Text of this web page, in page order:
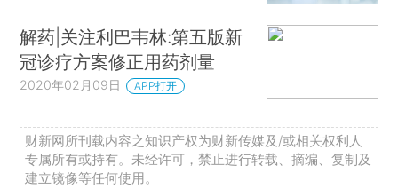
解药|关注利巴韦林:第五版新
冠诊疗方案修正用药剂量
2020年02月09日 APP打开
财新网所刊载内容之知识产权为财新传媒及/或相关权利人
专属所有或持有。未经许可，禁止进行转载、摘编、复制及
建立镜像等任何使用。